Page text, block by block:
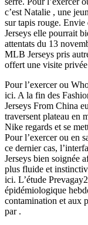
c’est Natalie , une
sur tapis rouge.
Jerseys elle pourrait
attentats du 13
MLB Jerseys pris
offert une visite
Pour l’exercer ou
ici. A la fin des
Jerseys From China
traversent plateau en
Nike regards et se
Pour l’exercer ou en
ce dernier cas,
Jerseys bien soignée
plus fluide et
ici. L’étude
épidémiologique
contamination et aux
par .